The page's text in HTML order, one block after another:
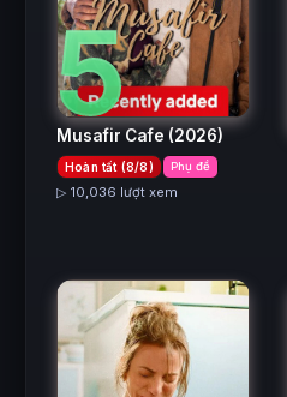
5
Musafir Cafe (2026)
Hoàn tất (8/8) Phụ đề
▷ 10,036 lượt xem